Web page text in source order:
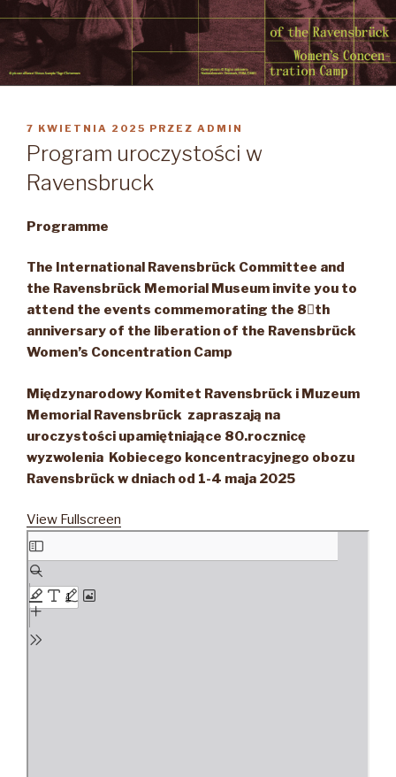
OPUBLIKOWANE
W
7 KWIETNIA 2025 PRZEZ ADMIN
Program uroczystości w
Ravensbruck
Programme
The International Ravensbrück Committee and
the Ravensbrück Memorial Museum invite you to
attend the events commemorating the 8th
anniversary of the liberation of the Ravensbrück
Women’s Concen­tration Camp
Międzynarodowy Komitet Ravensbrück i Muzeum
Memorial Ravensbrück zapraszają na
uroczystości upamiętniające 80.rocznicę
wyzwolenia Kobiecego koncentracyjnego obozu
Ravensbrück w dniach od 1-4 maja 2025
View Fullscreen
Skip
to
PDF
content